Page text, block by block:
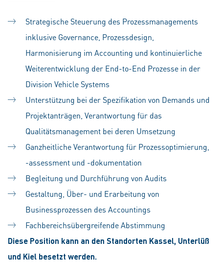
Strategische Steuerung des Prozessmanagements
inklusive Governance, Prozessdesign,
Harmonisierung im Accounting und kontinuierliche
Weiterentwicklung der End-to-End Prozesse in der
Division Vehicle Systems
Unterstützung bei der Spezifikation von Demands und
Projektanträgen, Verantwortung für das
Qualitätsmanagement bei deren Umsetzung
Ganzheitliche Verantwortung für Prozessoptimierung,
-assessment und -dokumentation
Begleitung und Durchführung von Audits
Gestaltung, Über- und Erarbeitung von
Businessprozessen des Accountings
Fachbereichsübergreifende Abstimmung
Diese Position kann an den Standorten Kassel, Unterlüß
und Kiel besetzt werden.